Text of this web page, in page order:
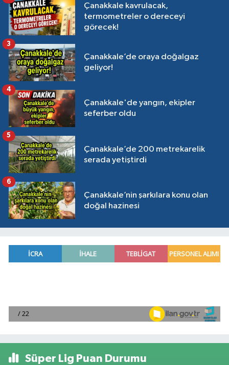
Çanakkale kavrulacak,
termometreler o dereceyi
görecek!
Çanakkale’de oraya doğalgaz
geliyor!
3
Çanakkale'de yangın, ekipler
seferber oldu
4
Çanakkale’de 200 metrekarelik
serada yetiştirdi
5
Çanakkale’nin şarkılara konu olan
doğal hazinesi
6
Süper Lig Puan Durumu